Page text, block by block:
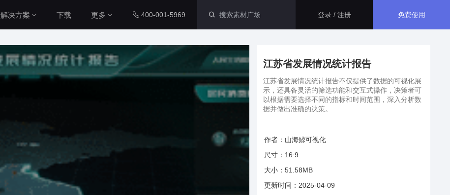
内置组件
三维孪生
二维孪生
内置地图展示组件
配套工具
山海鲸查看器
大屏演示APP
v0.2.0（适用于blender3.3及以上版本）
生态应用
GISBox
一站式三维 GIS 处理工具
解决方案
智慧社区解决方案
本系统通过数字孪生技术，整合
社区各个系统的数据源，将社区
系统通过数字孪生技术，整合社
大屏运用了指标卡、折线图、百
分比图等组件，展示了智慧医院
资源管理和安防的相关信息，最
终得出此智慧医院综合管理平
台。
本系统主要面向医保管理部门，
通过数字孪生技术， 将二维数据
与三维GIS空间数据相结合，不
管理数据。
智慧校园解决方案
下载 更多 400-001-5969 登录 / 注册 免费使用
江苏省发展情况统计报告
江苏省发展情况统计报告不仅提供了数据的可视化展
示，还具备灵活的筛选功能和交互式操作，决策者可
以根据需要选择不同的指标和时间范围，深入分析数
据并做出准确的决策。
作者：山海鲸可视化
尺寸：16:9
大小：51.58MB
更新时间：2025-04-09